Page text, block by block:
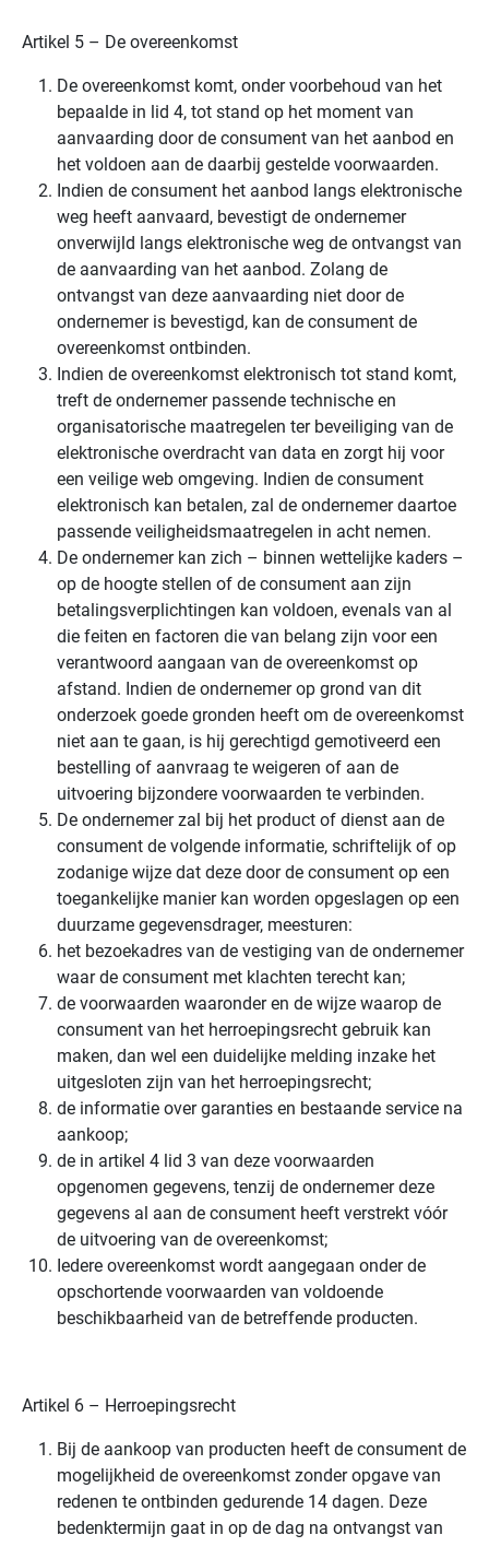
Artikel 5 – De overeenkomst
De overeenkomst komt, onder voorbehoud van het
bepaalde in lid 4, tot stand op het moment van
aanvaarding door de consument van het aanbod en
het voldoen aan de daarbij gestelde voorwaarden.
Indien de consument het aanbod langs elektronische
weg heeft aanvaard, bevestigt de ondernemer
onverwijld langs elektronische weg de ontvangst van
de aanvaarding van het aanbod. Zolang de
ontvangst van deze aanvaarding niet door de
ondernemer is bevestigd, kan de consument de
overeenkomst ontbinden.
Indien de overeenkomst elektronisch tot stand komt,
treft de ondernemer passende technische en
organisatorische maatregelen ter beveiliging van de
elektronische overdracht van data en zorgt hij voor
een veilige web omgeving. Indien de consument
elektronisch kan betalen, zal de ondernemer daartoe
passende veiligheidsmaatregelen in acht nemen.
De ondernemer kan zich – binnen wettelijke kaders –
op de hoogte stellen of de consument aan zijn
betalingsverplichtingen kan voldoen, evenals van al
die feiten en factoren die van belang zijn voor een
verantwoord aangaan van de overeenkomst op
afstand. Indien de ondernemer op grond van dit
onderzoek goede gronden heeft om de overeenkomst
niet aan te gaan, is hij gerechtigd gemotiveerd een
bestelling of aanvraag te weigeren of aan de
uitvoering bijzondere voorwaarden te verbinden.
De ondernemer zal bij het product of dienst aan de
consument de volgende informatie, schriftelijk of op
zodanige wijze dat deze door de consument op een
toegankelijke manier kan worden opgeslagen op een
duurzame gegevensdrager, meesturen:
het bezoekadres van de vestiging van de ondernemer
waar de consument met klachten terecht kan;
de voorwaarden waaronder en de wijze waarop de
consument van het herroepingsrecht gebruik kan
maken, dan wel een duidelijke melding inzake het
uitgesloten zijn van het herroepingsrecht;
de informatie over garanties en bestaande service na
aankoop;
de in artikel 4 lid 3 van deze voorwaarden
opgenomen gegevens, tenzij de ondernemer deze
gegevens al aan de consument heeft verstrekt vóór
de uitvoering van de overeenkomst;
Iedere overeenkomst wordt aangegaan onder de
opschortende voorwaarden van voldoende
beschikbaarheid van de betreffende producten.
Artikel 6 – Herroepingsrecht
Bij de aankoop van producten heeft de consument de
mogelijkheid de overeenkomst zonder opgave van
redenen te ontbinden gedurende 14 dagen. Deze
bedenktermijn gaat in op de dag na ontvangst van